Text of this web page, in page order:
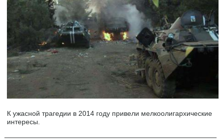
К ужасной трагедии в 2014 году привели мелкоолигархические
интересы.